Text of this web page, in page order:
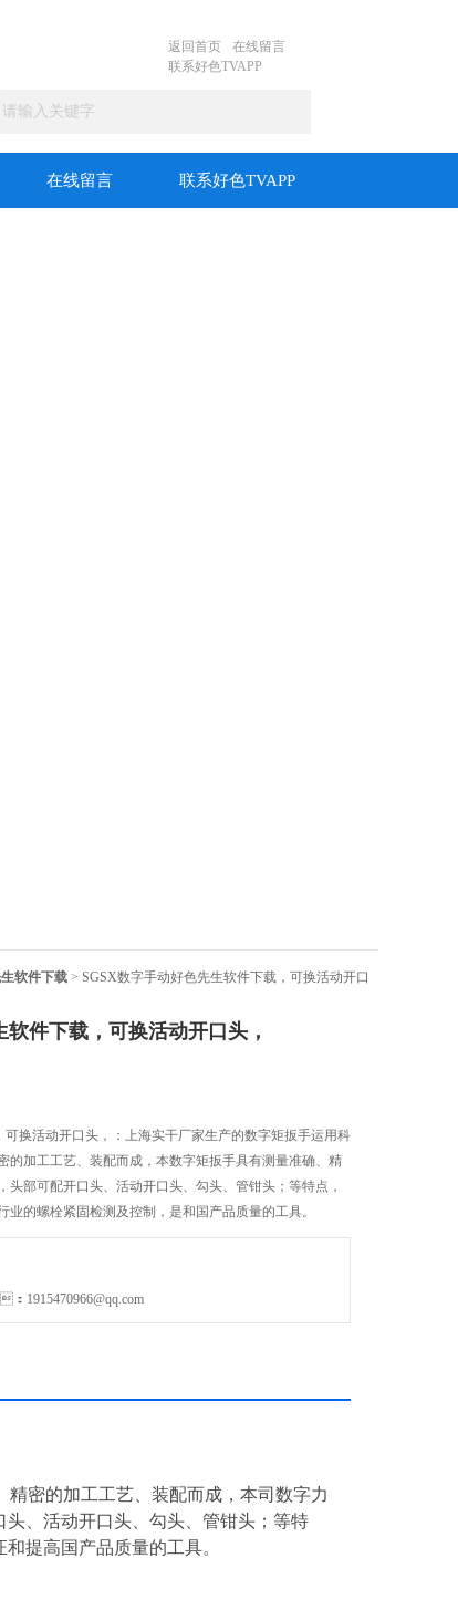
返回首页
在线留言
联系好色TVAPP
在线留言 联系好色TVAPP
软件下载 > SGSX数字手动好色先生软件下载，可换活动开口
下载，可换活动开口头，
换活动开口头，：上海实干厂家生产的数字矩扳手运用科
的加工工艺、装配而成，本数字矩扳手具有测量准确、精
头部可配开口头、活动开口头、勾头、管钳头；等特点，
业的螺栓紧固检测及控制，是和国产品质量的工具。
1915470966@qq.com
精密的加工工艺、装配而成，本司 数字力
、活动开口头、勾头、管钳头；等特
和提高国产品质量的工具。